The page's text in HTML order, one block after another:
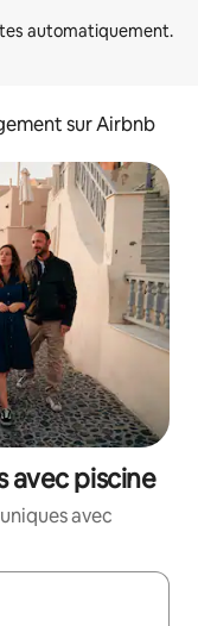
sur Airbnb
avec piscine
avec
les flèches vers le